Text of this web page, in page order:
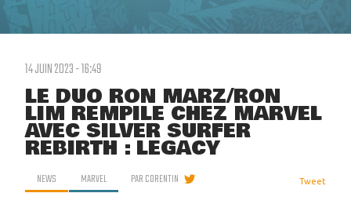
14 JUIN 2023 - 16:49
LE DUO RON MARZ/RON
LIM REMPILE CHEZ MARVEL
AVEC SILVER SURFER
REBIRTH : LEGACY
NEWS MARVEL PARCORENTIN Tweet